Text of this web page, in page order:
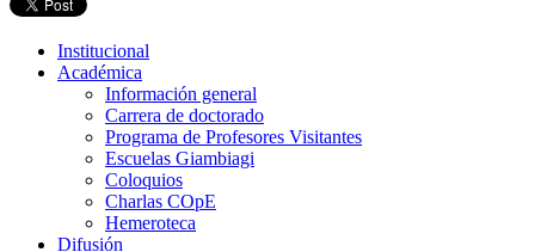
Institucional
Académica
Información general
Carrera de doctorado
Programa de Profesores Visitantes
Escuelas Giambiagi
Coloquios
Charlas COpE
Hemeroteca
Difusión